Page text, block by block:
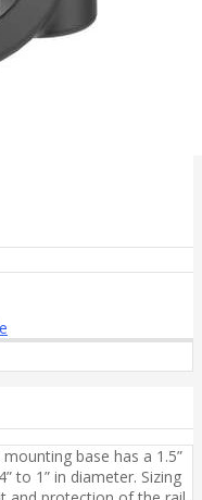
base has a 1.5”
to 1” in diameter. Sizing